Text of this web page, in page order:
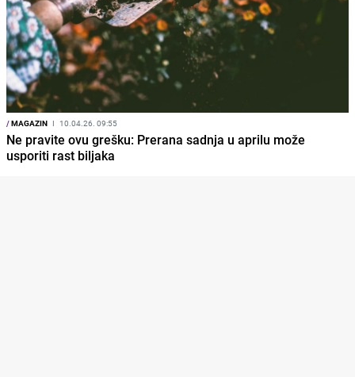
/MAGAZIN I 10.04.26. 09:55
Ne pravite ovu grešku: Prerana sadnja u aprilu može
usporiti rast biljaka